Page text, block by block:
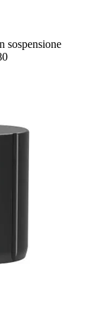
sospensione